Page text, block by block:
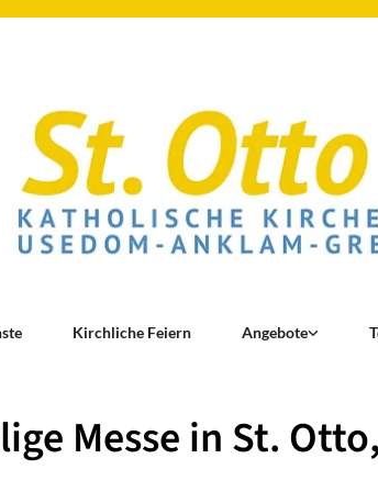
Kirchliche Feiern Angebote
Messe in St.